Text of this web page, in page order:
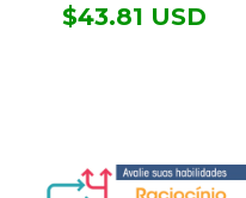
DIAGNÓSTICO
DIFERENCIAL DE
$43.81 USD